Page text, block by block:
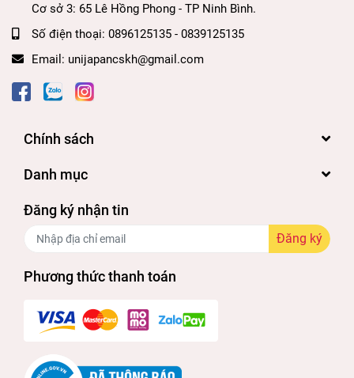
Cơ sở 3: 65 Lê Hồng Phong - TP Ninh Bình.
Số điện thoại: 0896125135 - 0839125135
Email: unijapancskh@gmail.com
Chính sách
Danh mục
Đăng ký nhận tin
Đăng ký
Phương thức thanh toán